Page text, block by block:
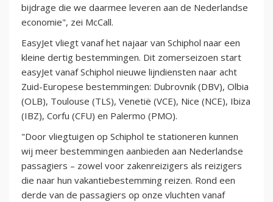
bijdrage die we daarmee leveren aan de Nederlandse
economie", zei McCall.
EasyJet vliegt vanaf het najaar van Schiphol naar een
kleine dertig bestemmingen. Dit zomerseizoen start
easyJet vanaf Schiphol nieuwe lijndiensten naar acht
Zuid-Europese bestemmingen: Dubrovnik (DBV), Olbia
(OLB), Toulouse (TLS), Venetië (VCE), Nice (NCE), Ibiza
(IBZ), Corfu (CFU) en Palermo (PMO).
"Door vliegtuigen op Schiphol te stationeren kunnen
wij meer bestemmingen aanbieden aan Nederlandse
passagiers – zowel voor zakenreizigers als reizigers
die naar hun vakantiebestemming reizen. Rond een
derde van de passagiers op onze vluchten vanaf